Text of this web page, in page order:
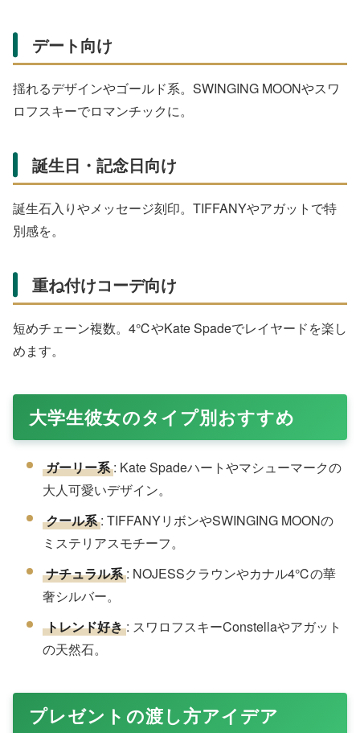
第1位: 4℃（ヨンドシー）
繊細で女性らしいデザインが日本人を代表。ピンクゴール
ドが肌に映え、普段使いから特別な日まで。1万円前後で
第2位: スワロフスキー
キラキラ輝くクリスタルが魅力。Constellaシリーズなど
天然石のカラフルデザインと華奢チェーン。重ね付けに最
第4位: NOJESS
アンティーク調のトレンドデザイン。ゴールドクラウンが
落ち着いた彼女に。
第5位: THE KISS
カジュアルでペア向き。キュービックジルコニアの輝きが
日常を明るく。
シーン別おすすめ